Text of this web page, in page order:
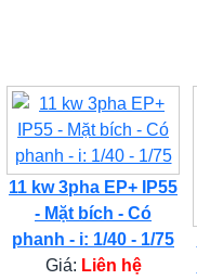
11 kw 3pha EP+ IP55
- Mặt bích - Có
phanh - i: 1/40 - 1/75
Giá: Liên hệ